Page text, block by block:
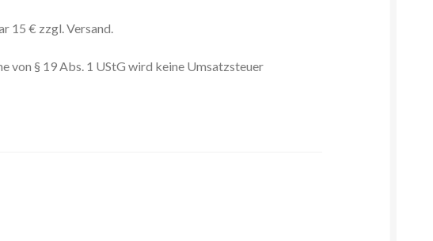
15 € zzgl. Versand.
von § 19 Abs. 1 UStG wird keine Umsatzsteuer